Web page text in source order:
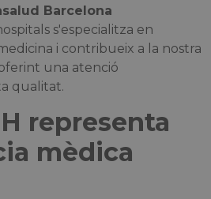
Barcelona
s'especialitza en
i contribueix a la nostra
una atenció
qualitat.
representa
mèdica